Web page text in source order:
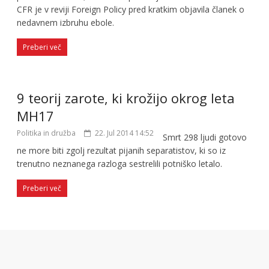
CFR je v reviji Foreign Policy pred kratkim objavila članek o
nedavnem izbruhu ebole.
Preberi več
9 teorij zarote, ki krožijo okrog leta
MH17
Politika in družba 22. Jul 2014 14:52
Smrt 298 ljudi gotovo
ne more biti zgolj rezultat pijanih separatistov, ki so iz
trenutno neznanega razloga sestrelili potniško letalo.
Preberi več